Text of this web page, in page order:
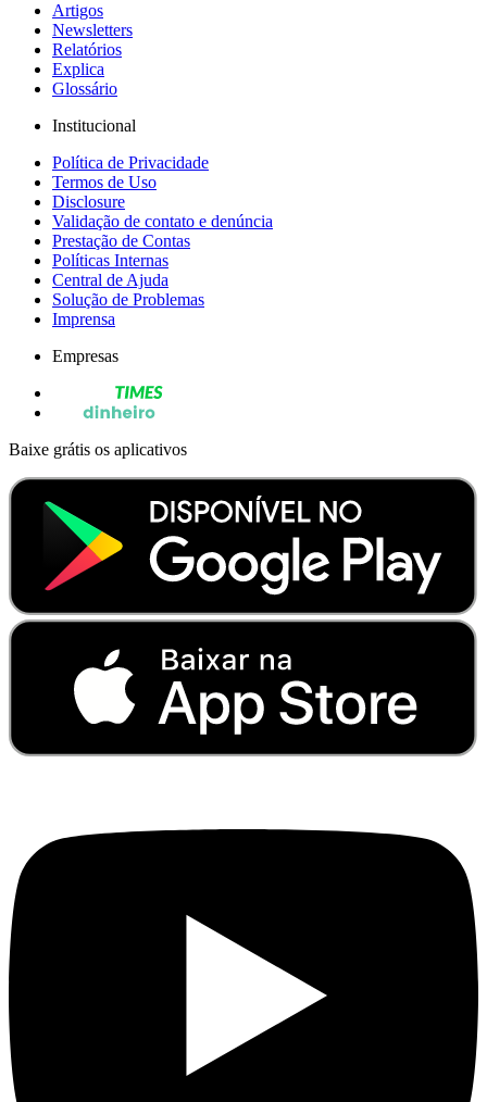
Artigos
Newsletters
Relatórios
Explica
Glossário
Institucional
Política de Privacidade
Termos de Uso
Disclosure
Validação de contato e denúncia
Prestação de Contas
Políticas Internas
Central de Ajuda
Solução de Problemas
Imprensa
Empresas
Baixe grátis os aplicativos